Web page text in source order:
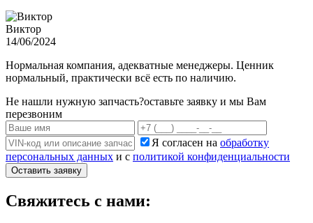
Виктор
14/06/2024
Нормальная компания, адекватные менеджеры. Ценник
нормальный, практически всё есть по наличию.
Не нашли нужную запчасть?оставьте заявку и мы Вам
перезвоним
Я согласен на обработку
персональных данных и с политикой конфиденциальности
Оставить заявку
Свяжитесь с нами: